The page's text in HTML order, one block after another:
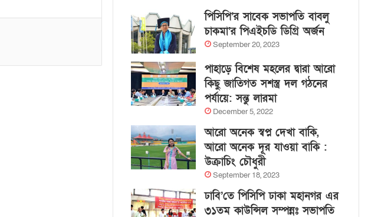
পিসিপি’র সাবেক সভাপতি বাবলু
চাকমা’র পিএইচডি ডিগ্রি অর্জন
September 20, 2023
পাহাড়ে বিশেষ মহলের দ্বারা আরো
কিছু জাতিগত সশস্ত্র দল গঠনের
পর্যায়ে: সন্তু লারমা
December 5, 2022
আরো অনেক স্বপ্ন দেখা বাকি,
আরো অনেক দূর যাওয়া বাকি :
উক্রাচিং চৌধুরী
September 18, 2023
ঢাবি’তে পিসিপি ঢাকা মহানগর এর
৩১তম কাউন্সিল সম্পন্নঃ সভাপতি